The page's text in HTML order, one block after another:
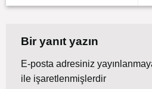
Bir yanıt yazın
E-posta adresiniz
ile işaretlenmişlerdir